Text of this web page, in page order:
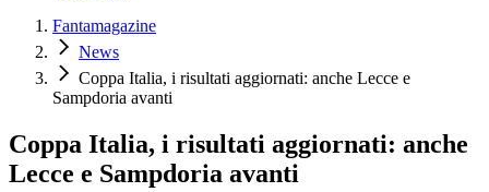
Fantamagazine
News
Coppa Italia, i risultati aggiornati: anche Lecce e
Sampdoria avanti
Coppa Italia, i risultati aggiornati: anche
Lecce e Sampdoria avanti